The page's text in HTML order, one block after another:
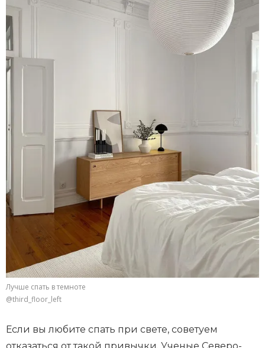
Лучше спать в темноте
@third_floor_left
Если вы любите спать при свете, советуем